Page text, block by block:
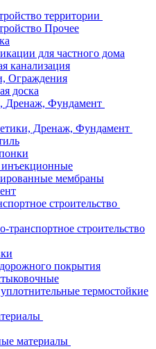
территории
Прочее
для частного дома
канализация
Ограждения
доска
Дренаж, Фундамент
Дренаж, Фундамент
мембраны
строительство
транспортное строительство
покрытия
термостойкие
материалы